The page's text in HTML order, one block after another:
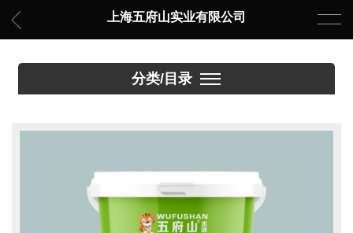
上海五府山实业有限公司
分类/目录